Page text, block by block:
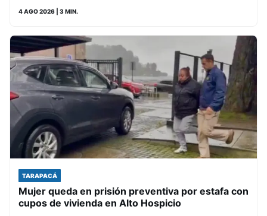
4 AGO 2026 | 3 MIN.
TARAPACÁ
Mujer queda en prisión preventiva por estafa con
cupos de vivienda en Alto Hospicio